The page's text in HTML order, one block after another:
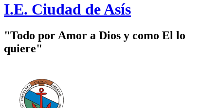
I.E. Ciudad de Asís
"Todo por Amor a Dios y como El lo
quiere"